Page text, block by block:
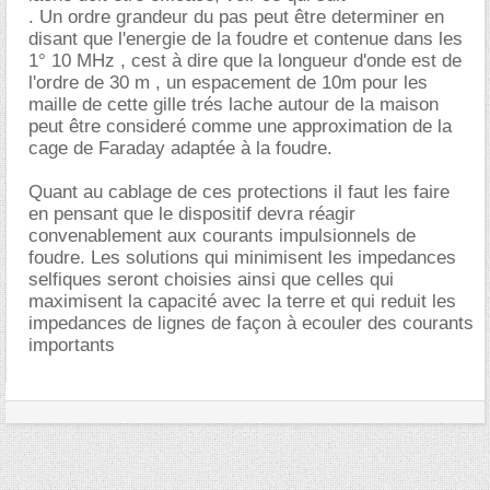
. Un ordre grandeur du pas peut être determiner en
disant que l'energie de la foudre et contenue dans les
1° 10 MHz , cest à dire que la longueur d'onde est de
l'ordre de 30 m , un espacement de 10m pour les
maille de cette gille trés lache autour de la maison
peut être consideré comme une approximation de la
cage de Faraday adaptée à la foudre.
Quant au cablage de ces protections il faut les faire
en pensant que le dispositif devra réagir
convenablement aux courants impulsionnels de
foudre. Les solutions qui minimisent les impedances
selfiques seront choisies ainsi que celles qui
maximisent la capacité avec la terre et qui reduit les
impedances de lignes de façon à ecouler des courants
importants